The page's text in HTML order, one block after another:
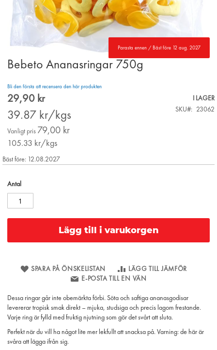
Parasta ennen / Bäst före 12 aug. 2027
Skip
of
the
images
gallery
Bebeto Ananasringar 750g
Bli den första att recensera den här produkten
Special
29,90 kr
39.87 kr/kgs
Vanligt pris 79,00 kr
105.33 kr/kgs
I LAGER
SKU
23062
Bäst före: 12.08.2027
Antal
Lägg till i varukorgen
SPARA PÅ ÖNSKELISTAN
LÄGG TILL JÄMFÖR
E-POSTA TILL EN VÄN
Dessa ringar går inte obemärkta förbi. Söta och saftiga ananasgodisar
levererar tropisk smak direkt – mjuka, studsiga och precis lagom frestande.
Varje ring är fylld med fruktig njutning som gör det svårt att sluta.
Perfekt när du vill ha något lite mer lekfullt att snacksa på. Varning: de här är
svåra att lägga ifrån sig.